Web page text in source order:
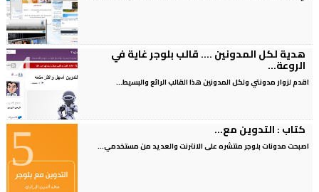
هدية لكل المدونين .... قالب بلوجر غاية في
الروعة...
اقدم لزوار مدونتي ولكل المدونين هذا القالب الرائع والبسيط...
كتاب : التدوين مع...
اصبحت مدونات بلوجر منتشره على الانترنت والعديد من مستخدمي...